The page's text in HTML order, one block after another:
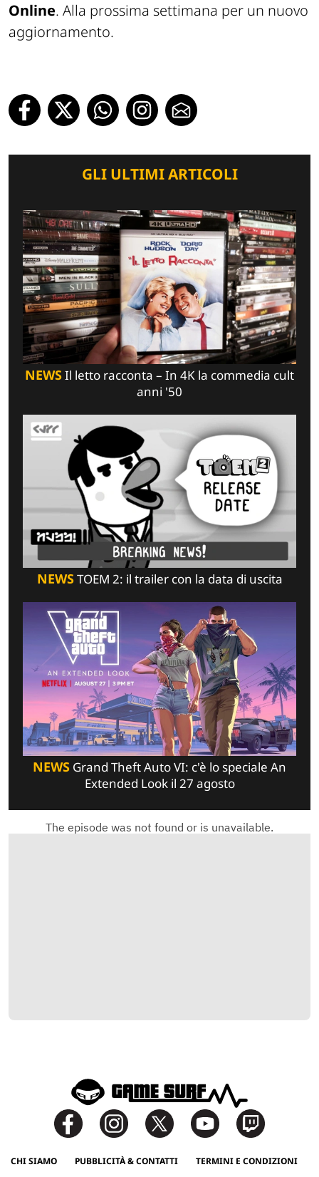
Online. Alla prossima settimana per un nuovo
aggiornamento.
GLI ULTIMI ARTICOLI
NEWSIl letto racconta – In 4K la commedia cult
anni '50
NEWSTOEM 2: il trailer con la data di uscita
NEWS Grand Theft Auto VI: c'è lo speciale An
Extended Look il 27 agosto
CHI SIAMO PUBBLICITÀ & CONTATTI TERMINI E CONDIZIONI